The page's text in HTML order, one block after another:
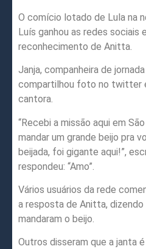
O comício lotado de Lula na
Luís ganhou as redes sociais
reconhecimento de Anitta.
Janja, companheira de
compartilhou foto no twitter
cantora.
“Recebi a missão aqui em
mandar um grande beijo pra
beijada, foi gigante aqui!”,
respondeu: “Amo”.
Vários usuários da rede
a resposta de Anitta,
mandaram o beijo.
Outros disseram que a janta